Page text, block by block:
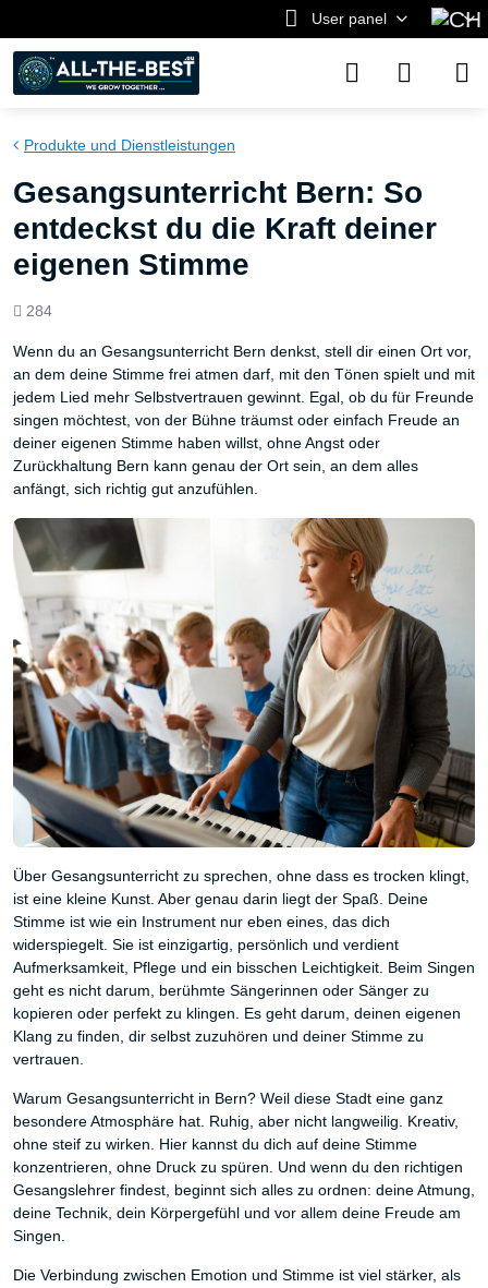
User panel
Produkte und Dienstleistungen
Gesangsunterricht Bern: So
entdeckst du die Kraft deiner
eigenen Stimme
Views
284
Wenn du an Gesangsunterricht Bern denkst, stell dir einen Ort vor,
an dem deine Stimme frei atmen darf, mit den Tönen spielt und mit
jedem Lied mehr Selbstvertrauen gewinnt. Egal, ob du für Freunde
singen möchtest, von der Bühne träumst oder einfach Freude an
deiner eigenen Stimme haben willst, ohne Angst oder
Zurückhaltung Bern kann genau der Ort sein, an dem alles
anfängt, sich richtig gut anzufühlen.
Über Gesangsunterricht zu sprechen, ohne dass es trocken klingt,
ist eine kleine Kunst. Aber genau darin liegt der Spaß. Deine
Stimme ist wie ein Instrument nur eben eines, das dich
widerspiegelt. Sie ist einzigartig, persönlich und verdient
Aufmerksamkeit, Pflege und ein bisschen Leichtigkeit. Beim Singen
geht es nicht darum, berühmte Sängerinnen oder Sänger zu
kopieren oder perfekt zu klingen. Es geht darum, deinen eigenen
Klang zu finden, dir selbst zuzuhören und deiner Stimme zu
vertrauen.
Warum Gesangsunterricht in Bern? Weil diese Stadt eine ganz
besondere Atmosphäre hat. Ruhig, aber nicht langweilig. Kreativ,
ohne steif zu wirken. Hier kannst du dich auf deine Stimme
konzentrieren, ohne Druck zu spüren. Und wenn du den richtigen
Gesangslehrer findest, beginnt sich alles zu ordnen: deine Atmung,
deine Technik, dein Körpergefühl und vor allem deine Freude am
Singen.
Die Verbindung zwischen Emotion und Stimme ist viel stärker, als